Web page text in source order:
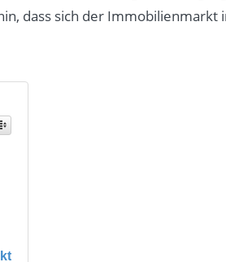
dass sich der Immobilienmarkt